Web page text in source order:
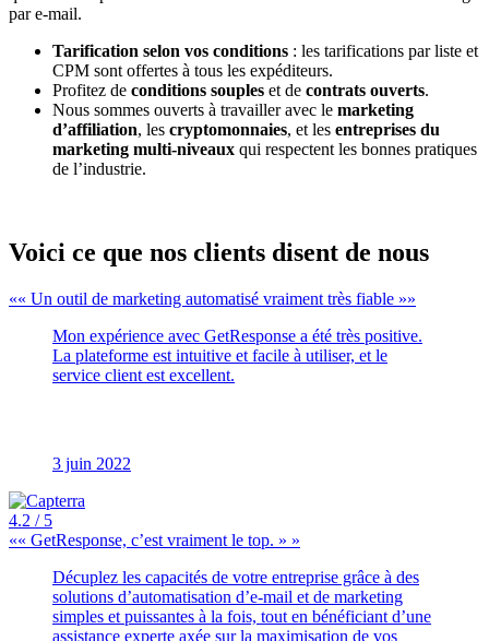
par e-mail.
Tarification selon vos conditions : les tarifications par liste et
CPM sont offertes à tous les expéditeurs.
Profitez de conditions souples et de contrats ouverts.
Nous sommes ouverts à travailler avec le marketing
d’affiliation, les cryptomonnaies, et les entreprises du
marketing multi-niveaux qui respectent les bonnes pratiques
de l’industrie.
Voici ce que nos clients disent de nous
« Un outil de marketing automatisé vraiment très fiable »
Mon expérience avec GetResponse a été très positive.
La plateforme est intuitive et facile à utiliser, et le
service client est excellent.
3 juin 2022
4.2 / 5
« GetResponse, c’est vraiment le top. »
Décuplez les capacités de votre entreprise grâce à des
solutions d’automatisation d’e-mail et de marketing
simples et puissantes à la fois, tout en bénéficiant d’une
assistance experte axée sur la maximisation de vos